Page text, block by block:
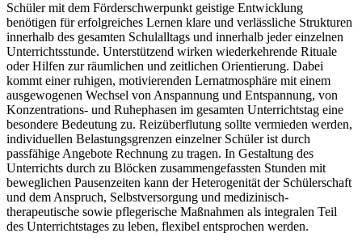
Schüler mit dem Förderschwerpunkt geistige Entwicklung
benötigen für erfolgreiches Lernen klare und verlässliche Strukturen
innerhalb des gesamten Schulalltags und innerhalb jeder einzelnen
Unterrichtsstunde. Unterstützend wirken wiederkehrende Rituale
oder Hilfen zur räumlichen und zeitlichen Orientierung. Dabei
kommt einer ruhigen, motivierenden Lernatmosphäre mit einem
ausgewogenen Wechsel von Anspannung und Entspannung, von
Konzentrations- und Ruhephasen im gesamten Unterrichtstag eine
besondere Bedeutung zu. Reizüberflutung sollte vermieden werden,
individuellen Belastungsgrenzen einzelner Schüler ist durch
passfähige Angebote Rechnung zu tragen. In Gestaltung des
Unterrichts durch zu Blöcken zusammengefassten Stunden mit
beweglichen Pausenzeiten kann der Heterogenität der Schülerschaft
und dem Anspruch, Selbstversorgung und medizinisch-
therapeutische sowie pflegerische Maßnahmen als integralen Teil
des Unterrichtstages zu leben, flexibel entsprochen werden.